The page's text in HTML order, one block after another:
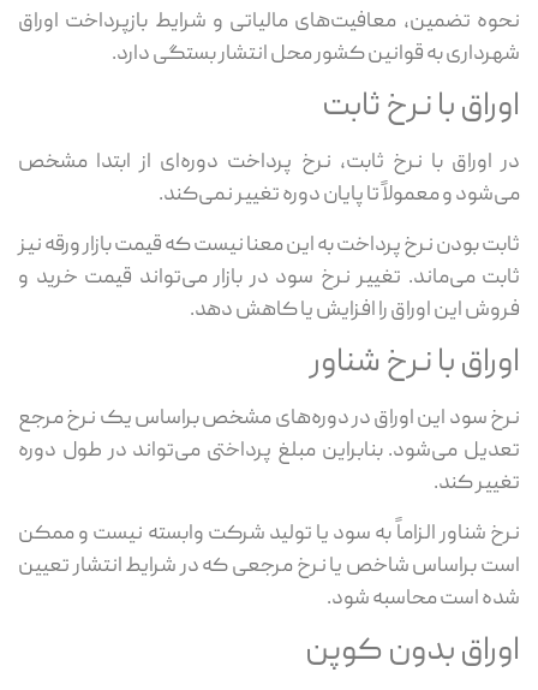
نحوه تضمین، معافیت‌های مالیاتی و شرایط بازپرداخت اوراق
شهرداری به قوانین کشور محل انتشار بستگی دارد.
اوراق با نرخ ثابت
در اوراق با نرخ ثابت، نرخ پرداخت دوره‌ای از ابتدا مشخص
می‌شود و معمولاً تا پایان دوره تغییر نمی‌کند.
ثابت بودن نرخ پرداخت به این معنا نیست که قیمت بازار ورقه نیز
ثابت می‌ماند. تغییر نرخ سود در بازار می‌تواند قیمت خرید و
فروش این اوراق را افزایش یا کاهش دهد.
اوراق با نرخ شناور
نرخ سود این اوراق در دوره‌های مشخص براساس یک نرخ مرجع
تعدیل می‌شود. بنابراین مبلغ پرداختی می‌تواند در طول دوره
تغییر کند.
نرخ شناور الزاماً به سود یا تولید شرکت وابسته نیست و ممکن
است براساس شاخص یا نرخ مرجعی که در شرایط انتشار تعیین
شده است محاسبه شود.
اوراق بدون کوپن